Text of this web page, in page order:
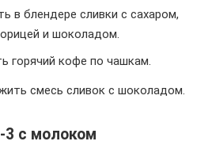
в блендере сливки с сахаром,
и шоколадом.
горячий кофе по чашкам.
смесь сливок с шоколадом.
3 с молоком